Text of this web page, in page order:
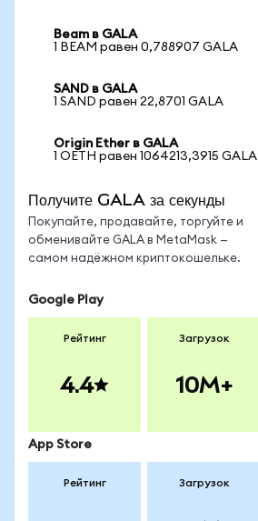
Beam в GALA
1 BEAM равен 0,788907 GALA
SAND в GALA
1 SAND равен 22,8701 GALA
Origin Ether в GALA
1 OETH равен 1064213,3915 GALA
Получите GALA за секунды
Покупайте, продавайте, торгуйте и
обменивайте GALA в MetaMask —
самом надёжном криптокошельке.
Google Play
Рейтинг
4.4
Загрузок
10M+
App Store
Рейтинг Загрузок